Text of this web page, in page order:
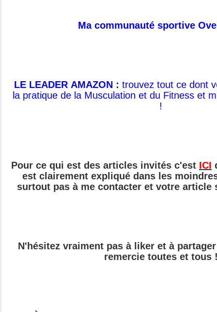
Ma communauté sportive
LE LEADER AMAZON : trouvez tout ce dont
la pratique de la Musculation et du Fitness et
!
Pour ce qui est des articles invités c'est ICI
est clairement expliqué dans les
surtout pas à me contacter et votre article
N'hésitez vraiment pas à liker et à
remercie toutes et tous